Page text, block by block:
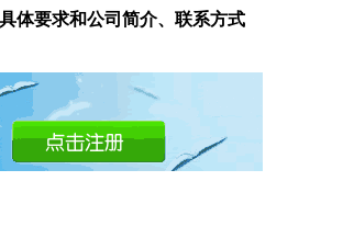
体要求和公司简介、联系方式